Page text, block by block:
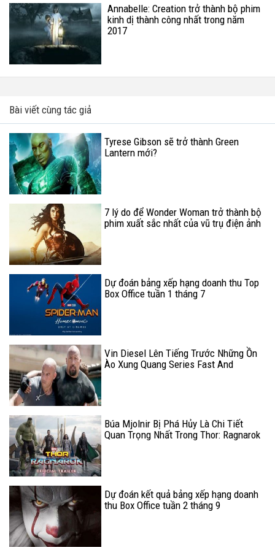
Annabelle: Creation trở thành bộ phim
kinh dị thành công nhất trong năm
2017
Bài viết cùng tác giả
Tyrese Gibson sẽ trở thành Green
Lantern mới?
7 lý do để Wonder Woman trở thành bộ
phim xuất sắc nhất của vũ trụ điện ảnh
Dự đoán bảng xếp hạng doanh thu Top
Box Office tuần 1 tháng 7
Vin Diesel Lên Tiếng Trước Những Ồn
Ào Xung Quang Series Fast And
Búa Mjolnir Bị Phá Hủy Là Chi Tiết
Quan Trọng Nhất Trong Thor: Ragnarok
Dự đoán kết quả bảng xếp hạng doanh
thu Box Office tuần 2 tháng 9